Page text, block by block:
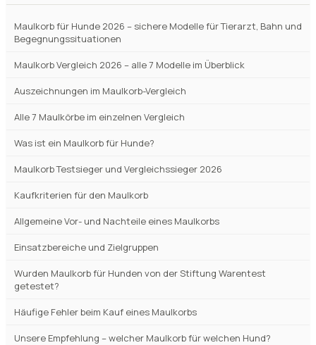
Maulkorb für Hunde 2026 – sichere Modelle für Tierarzt, Bahn und
Begegnungssituationen
Maulkorb Vergleich 2026 – alle 7 Modelle im Überblick
Auszeichnungen im Maulkorb-Vergleich
Alle 7 Maulkörbe im einzelnen Vergleich
Was ist ein Maulkorb für Hunde?
Maulkorb Testsieger und Vergleichssieger 2026
Kaufkriterien für den Maulkorb
Allgemeine Vor- und Nachteile eines Maulkorbs
Einsatzbereiche und Zielgruppen
Wurden Maulkorb für Hunden von der Stiftung Warentest
getestet?
Häufige Fehler beim Kauf eines Maulkorbs
Unsere Empfehlung – welcher Maulkorb für welchen Hund?